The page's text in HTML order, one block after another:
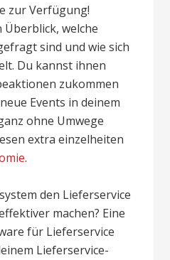
zur Verfügung!
welche
sind und wie sich
Du kannst ihnen
zukommen
Events in deinem
ohne Umwege
extra einzelheiten
.
den Lieferservice
machen? Eine
für Lieferservice
Lieferservice-